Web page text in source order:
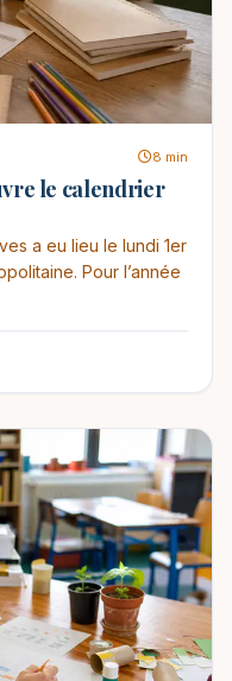
8 min
le calendrier
a eu lieu le lundi 1er
Pour l’année